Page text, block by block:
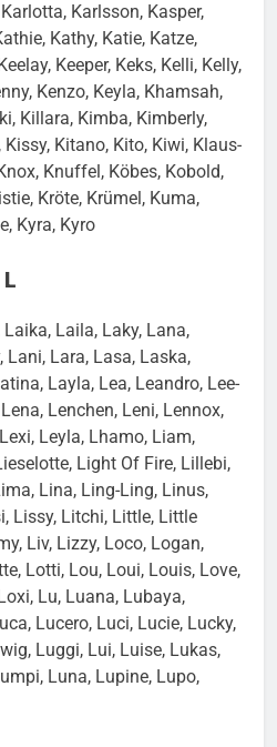
Karlsson, Kasper,
Kathy, Katie, Katze,
Keeper, Keks, Kelli, Kelly,
Kenzo, Keyla, Khamsah,
Killara, Kimba, Kimberly,
Kitano, Kito, Kiwi, Klaus-
Knuffel, Köbes, Kobold,
Kröte, Krümel, Kuma,
Kyra, Kyro
Laila, Laky, Lana,
Lani, Lara, Lasa, Laska,
Layla, Lea, Leandro, Lee-
Lenchen, Leni, Lennox,
Leyla, Lhamo, Liam,
Light Of Fire, Lillebi,
Lina, Ling-Ling, Linus,
Lissy, Litchi, Little, Little
Liv, Lizzy, Loco, Logan,
Lotti, Lou, Loui, Louis, Love,
Lu, Luana, Lubaya,
Lucero, Luci, Lucie, Lucky,
Luggi, Lui, Luise, Lukas,
Luna, Lupine, Lupo,